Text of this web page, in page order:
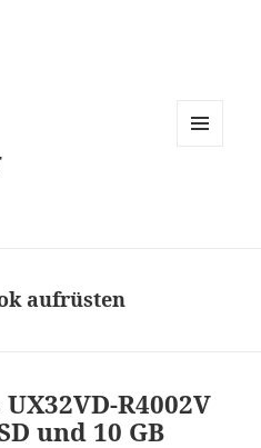
aufrüsten
R4002V
und 10 GB